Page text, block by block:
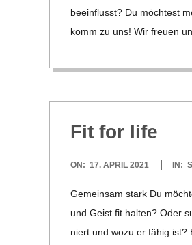
S
C
H
M
D
beein­flusst? Du möch­test
komm zu uns! Wir freuen
Fit for life
2021-
ON: 17. APRIL 2021 IN:
Gemein­sam stark Du
und Geist fit hal­ten? Oder
niert und wozu er fähig ist?